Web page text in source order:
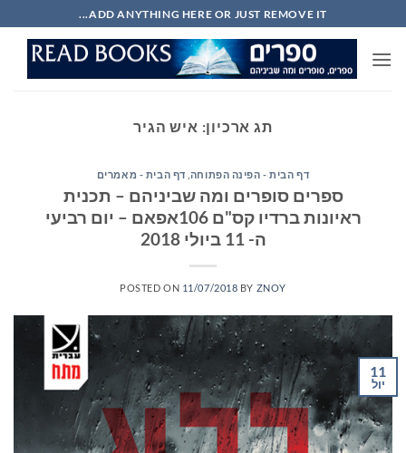
to
content
ADD ANYTHING HERE OR JUST REMOVE IT...
תג ארכיון: איש הגיר
דף הבית - הפינה הפתוחה דף הבית - מאמרים
ספרים סופרים ומה שביניהם – תכנית
ראיונות ברדיו קס"ם 106אפאם – יום רביעי
ה- 11 ביולי 2018
POSTED ON 11/07/2018 BY ZNOY
11
יול